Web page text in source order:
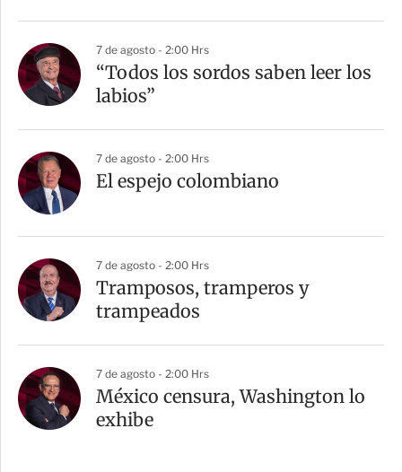
7 de agosto - 2:00 Hrs
“Todos los sordos saben leer los
labios”
7 de agosto - 2:00 Hrs
El espejo colombiano
7 de agosto - 2:00 Hrs
Tramposos, tramperos y
trampeados
7 de agosto - 2:00 Hrs
México censura, Washington lo
exhibe